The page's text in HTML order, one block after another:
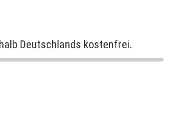
Deutschlands kostenfrei.